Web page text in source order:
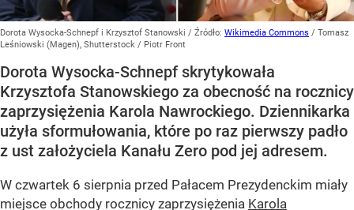
Dorota Wysocka-Schnepf i Krzysztof Stanowski / Źródło: Wikimedia Commons / Tomasz
Leśniowski (Magen), Shutterstock / Piotr Front
Dorota Wysocka-Schnepf skrytykowała
Krzysztofa Stanowskiego za obecność na rocznicy
zaprzysiężenia Karola Nawrockiego. Dziennikarka
użyła sformułowania, które po raz pierwszy padło
z ust założyciela Kanału Zero pod jej adresem.
W czwartek 6 sierpnia przed Pałacem Prezydenckim miały
miejsce obchody rocznicy zaprzysiężenia Karola